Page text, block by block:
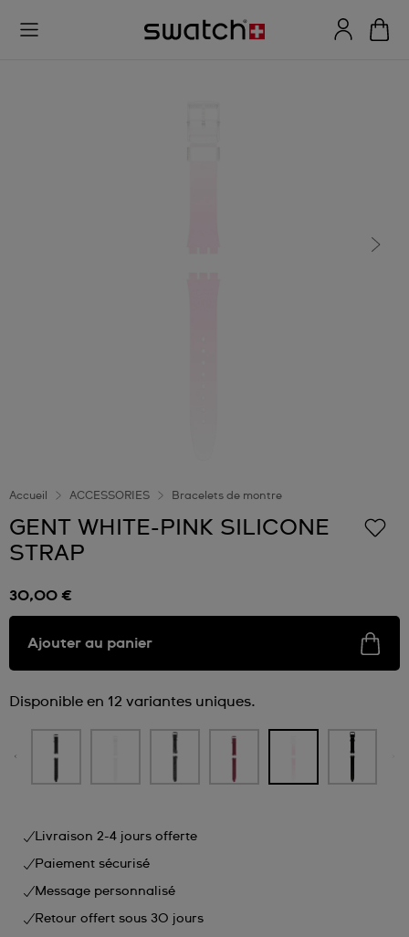
Accueil ACCESSORIES Bracelets de montre
GENT WHITE-PINK SILICONE
STRAP
30,00 €
Ajouter au panier
Disponible en 12 variantes uniques.
Livraison 2-4 jours offerte
Paiement sécurisé
Message personnalisé
Retour offert sous 30 jours